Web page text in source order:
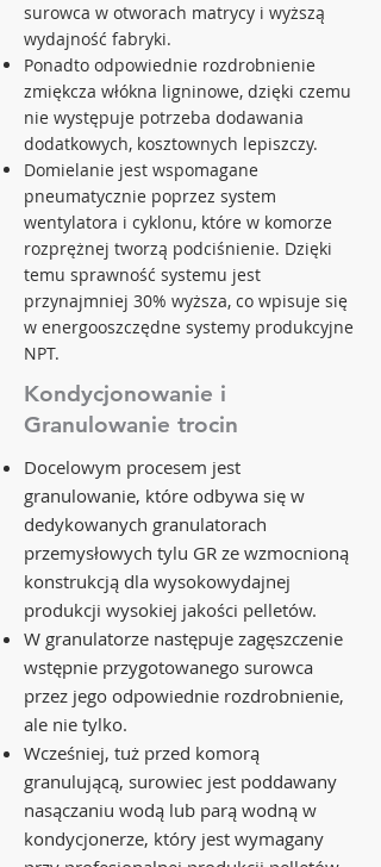
surowca w otworach matrycy i wyższą
wydajność fabryki.
Ponadto odpowiednie rozdrobnienie
zmiękcza włókna ligninowe, dzięki czemu
nie występuje potrzeba dodawania
dodatkowych, kosztownych lepiszczy.
Domielanie jest wspomagane
pneumatycznie poprzez system
wentylatora i cyklonu, które w komorze
rozprężnej tworzą podciśnienie. Dzięki
temu sprawność systemu jest
przynajmniej 30% wyższa, co wpisuje się
w energooszczędne systemy produkcyjne
NPT.
Kondycjonowanie i
Granulowanie trocin
Docelowym procesem jest
granulowanie, które odbywa się w
dedykowanych granulatorach
przemysłowych tylu GR ze wzmocnioną
konstrukcją dla wysokowydajnej
produkcji wysokiej jakości pelletów.
W granulatorze następuje zagęszczenie
wstępnie przygotowanego surowca
przez jego odpowiednie rozdrobnienie,
ale nie tylko.
Wcześniej, tuż przed komorą
granulującą, surowiec jest poddawany
nasączaniu wodą lub parą wodną w
kondycjonerze, który jest wymagany